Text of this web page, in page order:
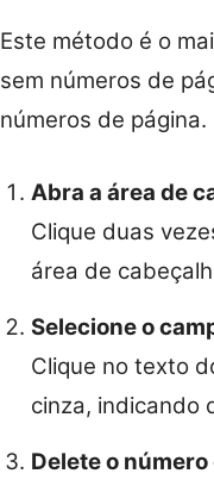
Este método é o
sem números de
números de página.
Abra a área de
Clique duas
área de
Selecione o
Clique no texto
cinza, indicando
Delete o